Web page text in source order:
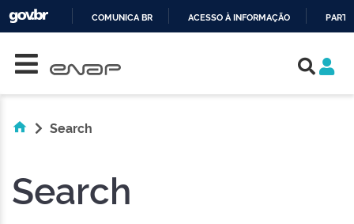
COMUNICA BR ACESSO À INFORMAÇÃO
Search
Search